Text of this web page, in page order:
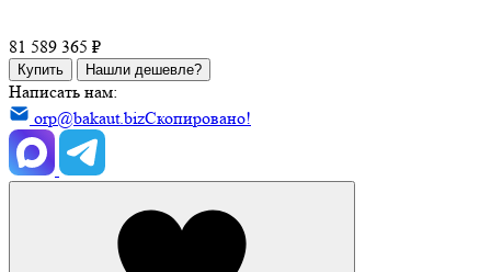
81 589 365 ₽
Купить Нашли дешевле?
Написать нам:
orp@bakaut.bizСкопировано!